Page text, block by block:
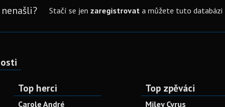
Stačí se jen zaregistrovata můžete tuto databázi
Top herci
Carole André
Top zpěváci
Miley Cyrus